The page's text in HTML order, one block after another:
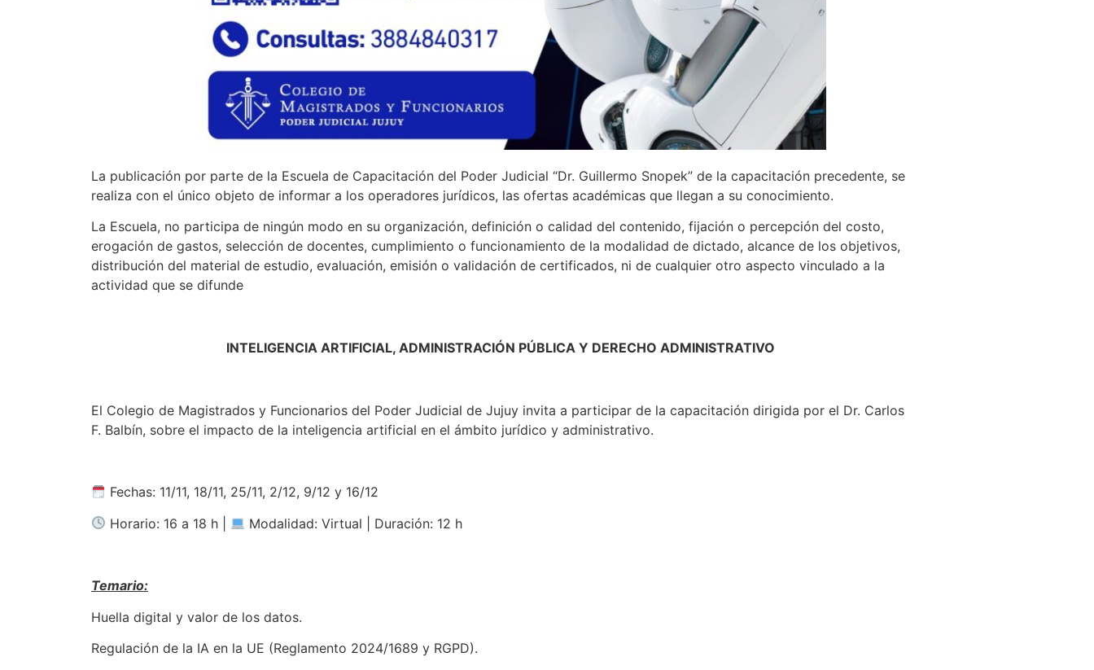
La publicación por parte de la Escuela de Capacitación del Poder Judicial “Dr. Guillermo Snopek” de la capacitación precedente, se
realiza con el único objeto de informar a los operadores jurídicos, las ofertas académicas que llegan a su conocimiento.
La Escuela, no participa de ningún modo en su organización, definición o calidad del contenido, fijación o percepción del costo,
erogación de gastos, selección de docentes, cumplimiento o funcionamiento de la modalidad de dictado, alcance de los objetivos,
distribución del material de estudio, evaluación, emisión o validación de certificados, ni de cualquier otro aspecto vinculado a la
actividad que se difunde
INTELIGENCIA ARTIFICIAL, ADMINISTRACIÓN PÚBLICA Y DERECHO ADMINISTRATIVO
El Colegio de Magistrados y Funcionarios del Poder Judicial de Jujuy invita a participar de la capacitación dirigida por el Dr. Carlos
F. Balbín, sobre el impacto de la inteligencia artificial en el ámbito jurídico y administrativo.
Fechas: 11/11, 18/11, 25/11, 2/12, 9/12 y 16/12
Horario: 16 a 18 h |
Modalidad: Virtual | Duración: 12 h
Temario:
Huella digital y valor de los datos.
Regulación de la IA en la UE (Reglamento 2024/1689 y RGPD).